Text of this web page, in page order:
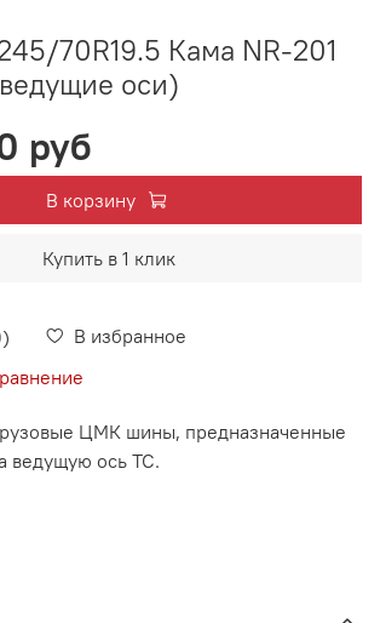
70R19.5 Кама NR-201
оси)
В избранное
руб
В корзину
Купить в 1 клик
ЦМК шины, предназначенные
ведущую ось ТС.